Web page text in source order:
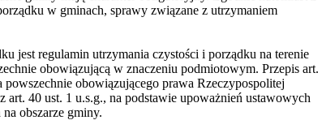
w gminach, sprawy związane z utrzymaniem
jest regulamin utrzymania czystości i porządku na terenie
obowiązującą w znaczeniu podmiotowym. Przepis art.
obowiązującego prawa Rzeczypospolitej
art. 40 ust. 1 u.s.g., na podstawie upoważnień ustawowych
obszarze gminy.